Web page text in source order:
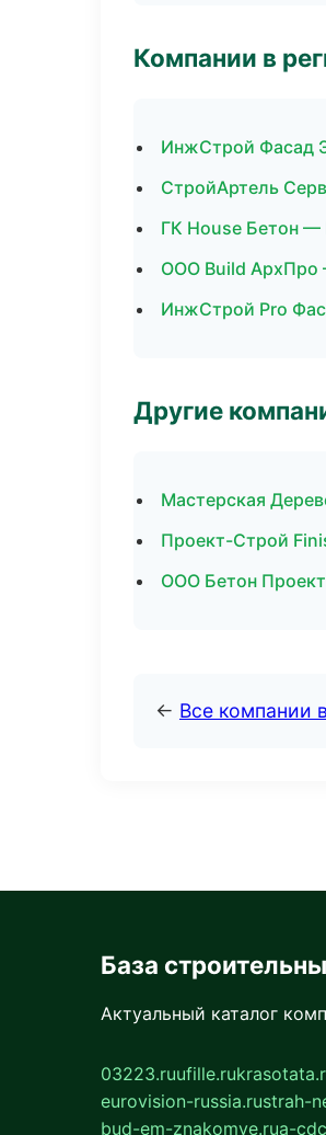
Компании в
ИнжСтрой Фасад
СтройАртель
ГК House Бетон —
ООО Build
ИнжСтрой Pro
Другие
Мастерская
Проект-Строй
ООО Бетон
← Все компании
База
Актуальный каталог
03223.ruufille.ru
eurovision-russia.rustrah-
bud-em-znakomye.rua-